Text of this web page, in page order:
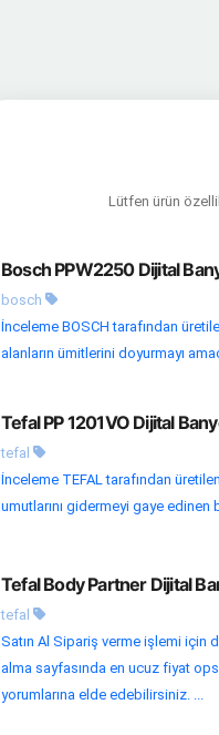
Lütfen ürün
Bosch PPW2250 Dijital
bosch
İnceleme BOSCH tarafından
alanların ümitlerini doyurmayı
Tefal PP 1201VO Dijital
tefal
İnceleme TEFAL tarafından
umutlarını gidermeyi gaye edinen
Tefal Body Partner Dijital
tefal
Satın Al Sipariş verme işlemi için
alma sayfasında en ucuz fiyat
yorumlarına elde edebilirsiniz. ...